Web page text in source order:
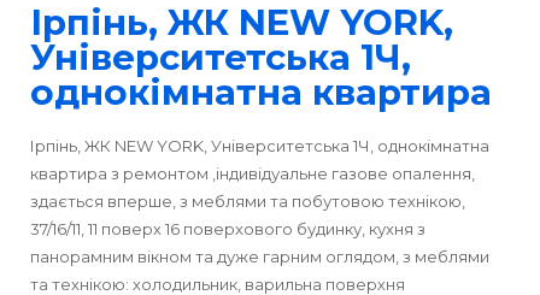
2-кімнатні
3-кімнатні
4-кімнатні
5-кімнатні
Будинки
Нежитлові приміщення
Земельні ділянки
Вся нерухомість
Оренда
Ірпінь, ЖК NEW YORK,
Університетська 1Ч,
однокімнатна квартира
Ірпінь, ЖК NEW YORK, Університетська 1Ч, однокімнатна
квартира з ремонтом ,індивідуальне газове опалення,
здається вперше, з меблями та побутовою технікою,
37/16/11, 11 поверх 16 поверхового будинку, кухня з
панорамним вікном та дуже гарним оглядом, з меблями
та технікою: холодильник, варильна поверхня